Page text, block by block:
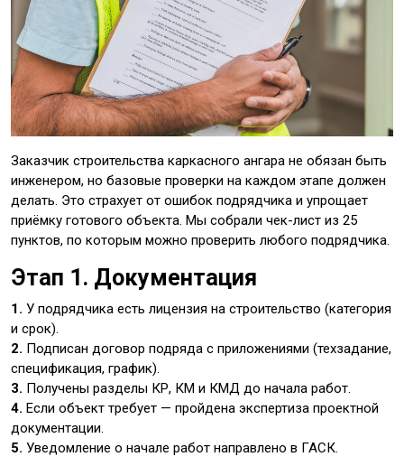
Заказчик строительства каркасного ангара не обязан быть
инженером, но базовые проверки на каждом этапе должен
делать. Это страхует от ошибок подрядчика и упрощает
приёмку готового объекта. Мы собрали чек-лист из 25
пунктов, по которым можно проверить любого подрядчика.
Этап 1. Документация
1. У подрядчика есть лицензия на строительство (категория
и срок).
2. Подписан договор подряда с приложениями (техзадание,
спецификация, график).
3. Получены разделы КР, КМ и КМД до начала работ.
4. Если объект требует — пройдена экспертиза проектной
документации.
5. Уведомление о начале работ направлено в ГАСК.